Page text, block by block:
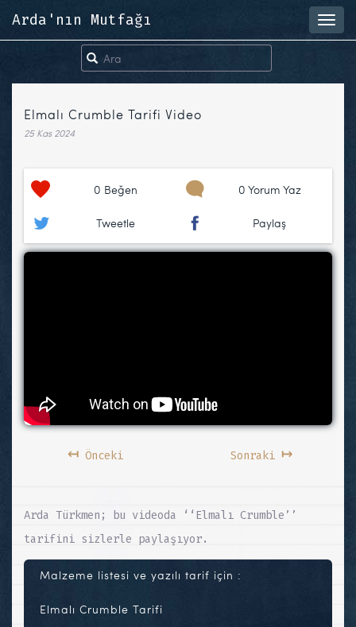
Arda'nın Mutfağı
Elmalı Crumble Tarifi Video
25 Kas 2024
0 Beğen 0 Yorum Yaz
Tweetle Paylaş
↤Önceki Sonraki ↦
Arda Türkmen; bu videoda ‘‘Elmalı Crumble’’
tarifini sizlerle paylaşıyor.
Malzeme listesi ve yazılı tarif için :
Elmalı Crumble Tarifi